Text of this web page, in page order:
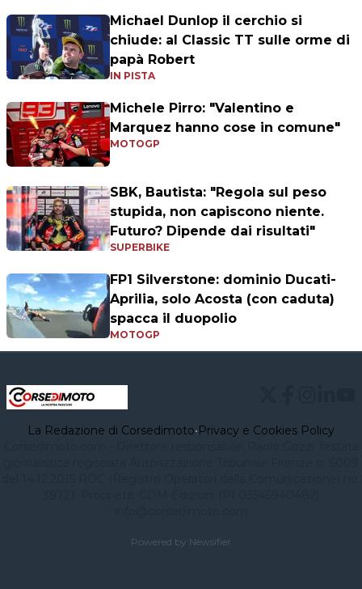
Michael Dunlop il cerchio si
chiude: al Classic TT sulle orme di
papà Robert
IN PISTA
Michele Pirro: "Valentino e
Marquez hanno cose in comune"
MOTOGP
SBK, Bautista: "Regola sul peso
stupida, non capiscono niente.
Futuro? Dipende dai risultati"
SUPERBIKE
FP1 Silverstone: dominio Ducati-
Aprilia, solo Acosta (con caduta)
spacca il duopolio
MOTOGP
La Redazione di Corsedimoto•Privacy e Cookies Policy
Powered by Newsifier